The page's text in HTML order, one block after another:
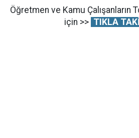
Öğretmen ve Kamu Çalışanların
için >> TIKLA